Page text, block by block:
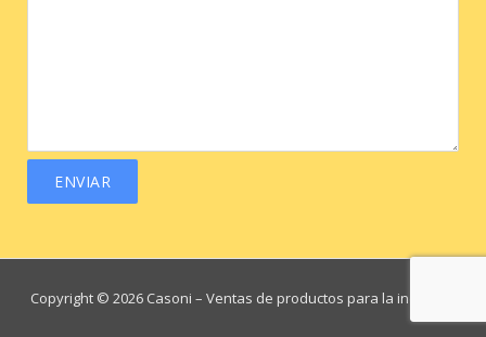
Copyright © 2026 Casoni – Ventas de productos para la industria